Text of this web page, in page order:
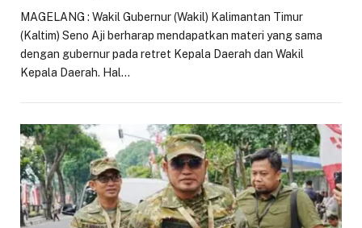
MAGELANG : Wakil Gubernur (Wakil) Kalimantan Timur
(Kaltim) Seno Aji berharap mendapatkan materi yang sama
dengan gubernur pada retret Kepala Daerah dan Wakil
Kepala Daerah. Hal…